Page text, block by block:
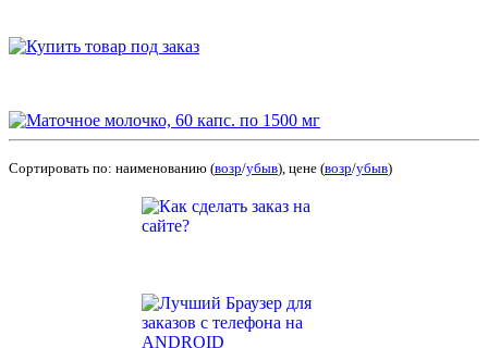
Сортировать по: наименованию (возр/убыв), цене (возр/убыв)